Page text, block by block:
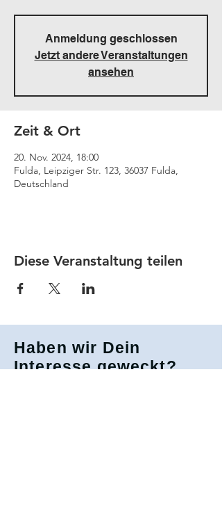
Anmeldung geschlossen
Jetzt andere Veranstaltungen
ansehen
Zeit & Ort
20. Nov. 2024, 18:00
Fulda, Leipziger Str. 123, 36037 Fulda,
Deutschland
Diese Veranstaltung teilen
Haben wir Dein
Interesse geweckt?